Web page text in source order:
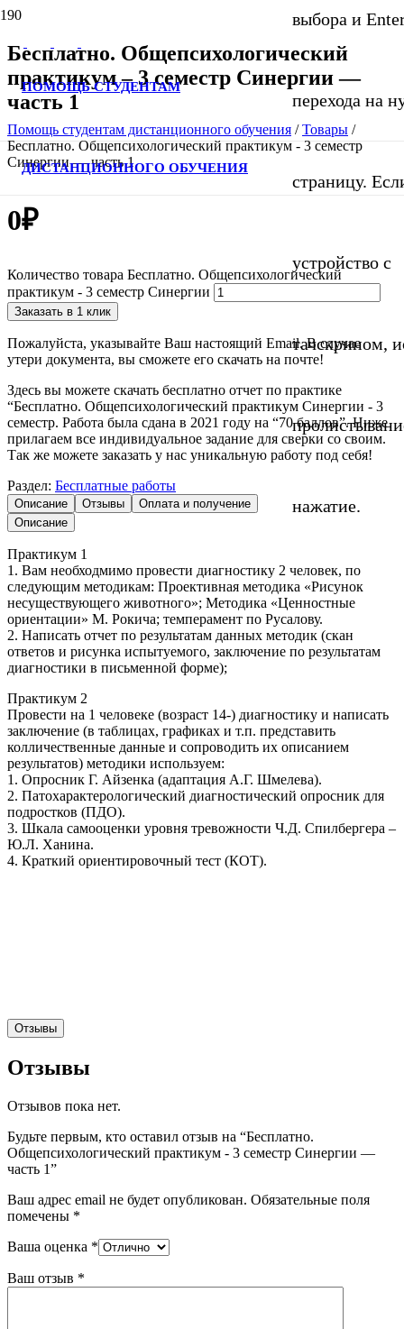
ПОМОЩЬ СТУДЕНТАМ
ДИСТАНЦИОННОГО ОБУЧЕНИЯ
выбора и
перехода на
страницу.
устройство с
тачскрином,
нажатие.
Бесплатно. Общепсихологический
практикум – 3 семестр Синергии —
часть 1
Помощь студентам дистанционного обучения /Товары /
Бесплатно. Общепсихологический практикум - 3 семестр
Синергии — часть 1
0₽
Количество товара Бесплатно. Общепсихологический
практикум - 3 семестр Синергии
Заказать в 1 клик
Пожалуйста, указывайте Ваш настоящий Email. В случае
утери документа, вы сможете его скачать на почте!
Здесь вы можете скачать бесплатно отчет по практике
“Бесплатно. Общепсихологический практикум Синергии - 3
семестр. Работа была сдана в 2021 году на “70 баллов”. Ниже
прилагаем все индивидуальное задание для сверки со своим.
Так же можете заказать у нас уникальную работу под себя!
Раздел: Бесплатные работы
Описание Отзывы
Оплата и получение
Описание
Практикум 1
1. Вам необходмимо провести диагностику 2 человек, по
следующим методикам: Проективная методика «Рисунок
несуществующего животного»; Методика «Ценностные
ориентации» М. Рокича; темперамент по Русалову.
2. Написать отчет по результатам данных методик (скан
ответов и рисунка испытуемого, заключение по результатам
диагностики в письменной форме);
Практикум 2
Провести на 1 человеке (возраст 14-) диагностику и написать
заключение (в таблицах, графиках и т.п. представить
колличественные данные и сопроводить их описанием
результатов) методики используем:
1. Опросник Г. Айзенка (адаптация А.Г. Шмелева).
2. Патохарактерологический диагностический опросник для
подростков (ПДО).
3. Шкала самооценки уровня тревожности Ч.Д. Спилбергера –
Ю.Л. Ханина.
4. Краткий ориентировочный тест (КОТ).
Отзывы
Отзывы
Отзывов пока нет.
Будьте первым, кто оставил отзыв на “Бесплатно.
Общепсихологический практикум - 3 семестр Синергии —
часть 1”
Ваш адрес email не будет опубликован. Обязательные поля
помечены *
Ваша оценка *
Ваш отзыв *